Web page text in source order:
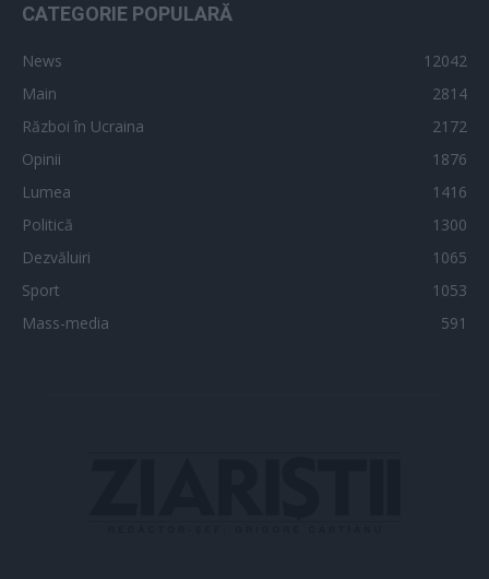
CATEGORIE POPULARĂ
News
12042
Main
2814
Război în Ucraina
2172
Opinii
1876
Lumea
1416
Politică
1300
Dezvăluiri
1065
Sport
1053
Mass-media
591